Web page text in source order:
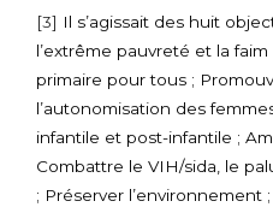
[3] Il s’agissait des huit
l’extrême pauvreté et la
primaire pour tous ;
l’autonomisation des
infantile et post-infantile ;
Combattre le VIH/sida, le
; Préserver